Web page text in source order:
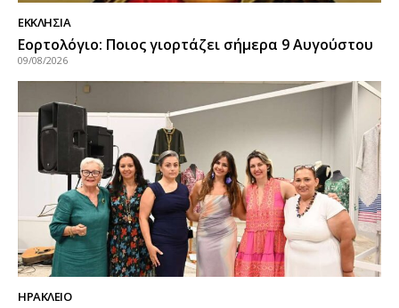
ΕΚΚΛΗΣΙΑ
Εορτολόγιο: Ποιος γιορτάζει σήμερα 9 Αυγούστου
09/08/2026
ΗΡΑΚΛΕΙΟ